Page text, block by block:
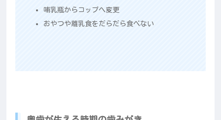
哺乳瓶からコップへ変更
おやつや離乳食をだらだら食べない